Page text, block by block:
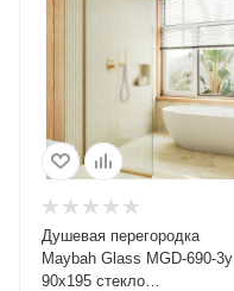
Душевая перегородка
Maybah Glass MGD-690-3у
90х195 стекло